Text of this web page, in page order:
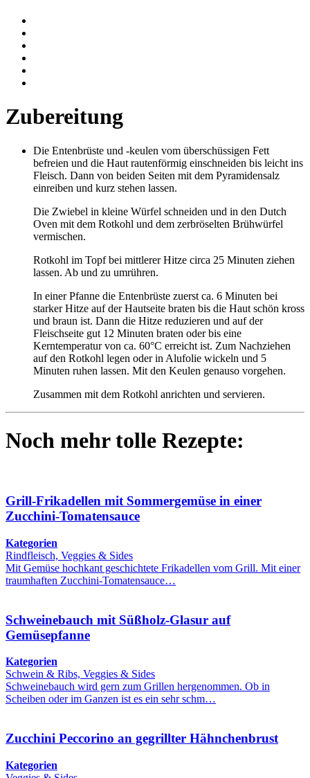
Zubereitung
Die Entenbrüste und -keulen vom überschüssigen Fett
befreien und die Haut rautenförmig einschneiden bis leicht ins
Fleisch. Dann von beiden Seiten mit dem Pyramidensalz
einreiben und kurz stehen lassen.
Die Zwiebel in kleine Würfel schneiden und in den Dutch
Oven mit dem Rotkohl und dem zerbröselten Brühwürfel
vermischen.
Rotkohl im Topf bei mittlerer Hitze circa 25 Minuten ziehen
lassen. Ab und zu umrühren.
In einer Pfanne die Entenbrüste zuerst ca. 6 Minuten bei
starker Hitze auf der Hautseite braten bis die Haut schön kross
und braun ist. Dann die Hitze reduzieren und auf der
Fleischseite gut 12 Minuten braten oder bis eine
Kerntemperatur von ca. 60°C erreicht ist. Zum Nachziehen
auf den Rotkohl legen oder in Alufolie wickeln und 5
Minuten ruhen lassen. Mit den Keulen genauso vorgehen.
Zusammen mit dem Rotkohl anrichten und servieren.
Noch mehr tolle Rezepte:
Grill-Frikadellen mit Sommergemüse in einer
Zucchini-Tomatensauce
Kategorien
Rindfleisch, Veggies & Sides
Mit Gemüse hochkant geschichtete Frikadellen vom Grill. Mit einer
traumhaften Zucchini-Tomatensauce…
Schweinebauch mit Süßholz-Glasur auf
Gemüsepfanne
Kategorien
Schwein & Ribs, Veggies & Sides
Schweinebauch wird gern zum Grillen hergenommen. Ob in
Scheiben oder im Ganzen ist es ein sehr schm…
Zucchini Peccorino an gegrillter Hähnchenbrust
Kategorien